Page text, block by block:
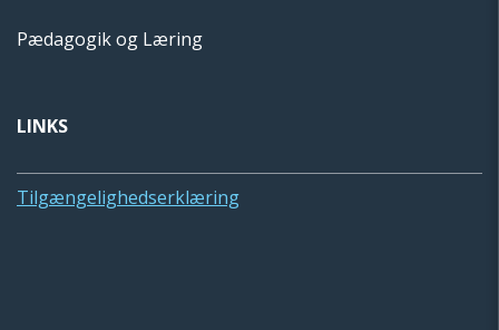
Pædagogik og Læring
LINKS
Tilgængelighedserklæring